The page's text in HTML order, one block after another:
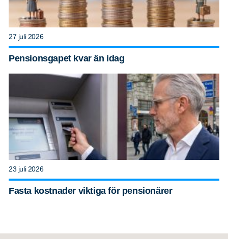
27 juli 2026
Pensionsgapet kvar än idag
23 juli 2026
Fasta kostnader viktiga för pensionärer